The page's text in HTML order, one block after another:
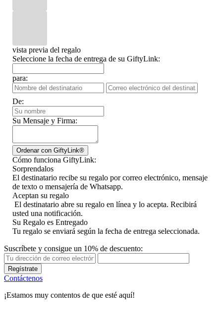
vista previa del regalo
Seleccione la fecha de entrega de su GiftyLink:
para:
De:
Su Mensaje y Firma:
Cómo funciona GiftyLink:
Sorprendalos
El destinatario recibe su regalo por correo electrónico, mensaje
de texto o mensajería de Whatsapp.
Aceptan su regalo
El destinatario abre su regalo en línea y lo acepta. Recibirá
usted una notificación.
Su Regalo es Entregado
Tu regalo se enviará según la fecha de entrega seleccionada.
Suscríbete y consigue un 10% de descuento:
Regístrate
Contáctenos
¡Estamos muy contentos de que esté aquí!